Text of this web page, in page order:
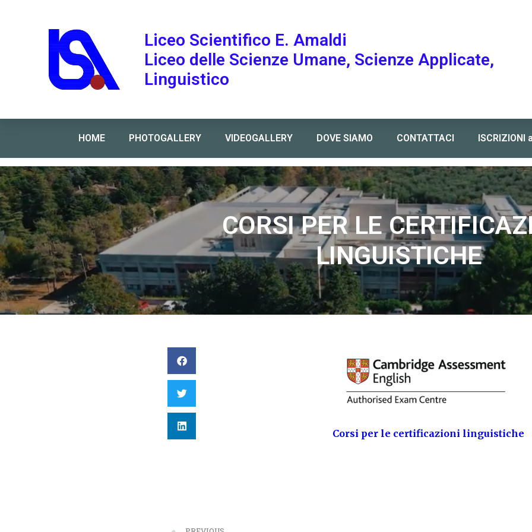
Liceo Scientifico E. Amaldi
Liceo delle Scienze Umane, Scienze Applicate,
Linguistico
HOME PHOTOGALLERY VIDEOGALLERY DOVE SIAMO CONTATTACI ISCRIZIONI
Home»CORSI PER LE CERTIFICAZIONI LINGUISTICHE
CORSI PER LE
LINGUISTICHE
Corsi per le certificazioni linguistiche